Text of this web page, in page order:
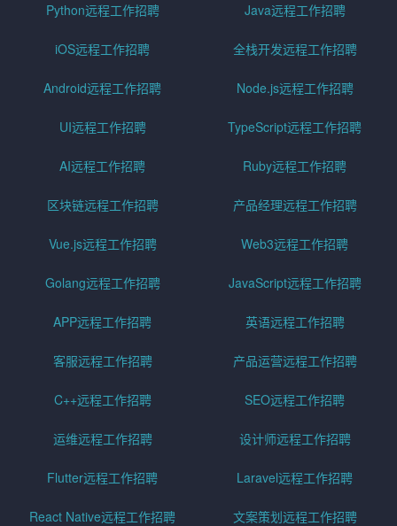
Python远程工作招聘 Java远程工作招聘
iOS远程工作招聘 全栈开发远程工作招聘
Android远程工作招聘 Node.js远程工作招聘
UI远程工作招聘 TypeScript远程工作招聘
AI远程工作招聘 Ruby远程工作招聘
区块链远程工作招聘 产品经理远程工作招聘
Vue.js远程工作招聘 Web3远程工作招聘
Golang远程工作招聘 JavaScript远程工作招聘
APP远程工作招聘 英语远程工作招聘
客服远程工作招聘 产品运营远程工作招聘
C++远程工作招聘 SEO远程工作招聘
运维远程工作招聘 设计师远程工作招聘
Flutter远程工作招聘 Laravel远程工作招聘
React Native远程工作招聘 文案策划远程工作招聘